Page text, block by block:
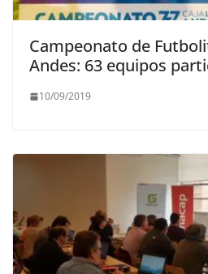
Campeonato de
Andes: 63 equipos
10/09/2019